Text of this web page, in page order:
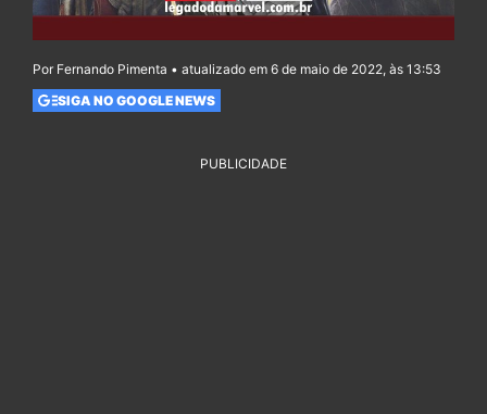
Por Fernando Pimenta • atualizado em 6 de maio de 2022, às 13:53
SIGA NO GOOGLE NEWS
PUBLICIDADE